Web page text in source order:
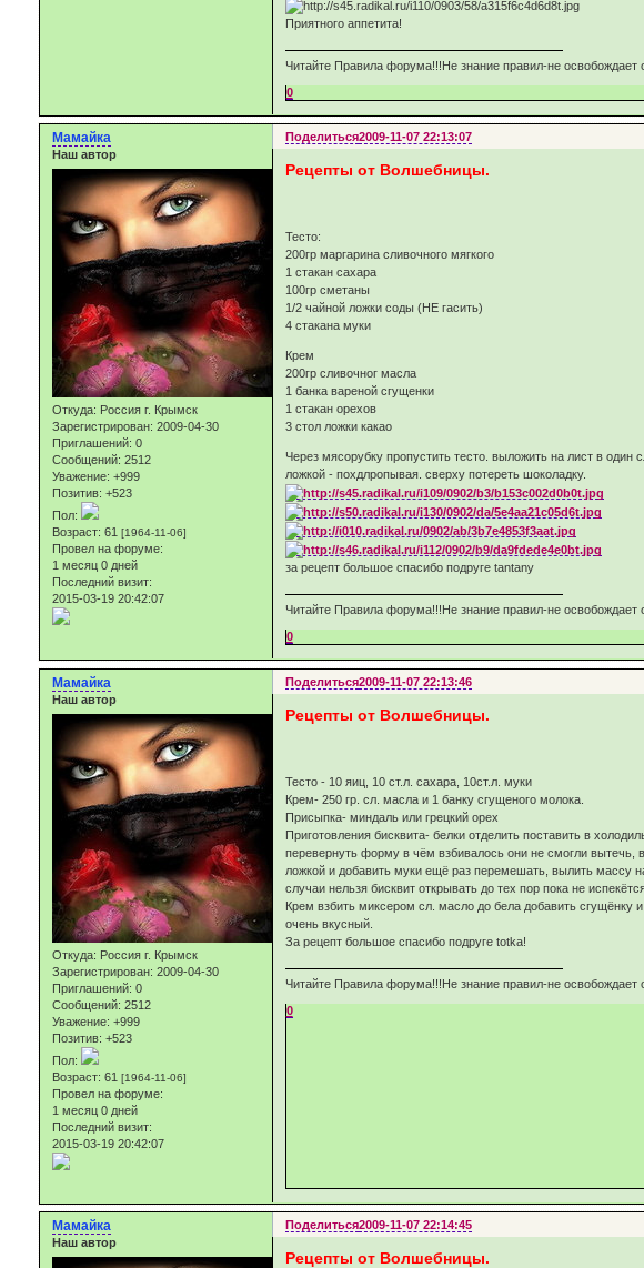
Приятного аппетита!
Читайте Правила форума!!!Не знание правил-не
0
Поделиться2009-11-07 22:13:07
Мамайка
Наш автор
Откуда: Россия г. Крымск
Зарегистрирован: 2009-04-30
Приглашений: 0
Сообщений: 2512
Уважение: +999
Позитив: +523
Пол:
Возраст: 61 [1964-11-06]
Провел на форуме:
1 месяц 0 дней
Последний визит:
2015-03-19 20:42:07
Рецепты от Волшебницы.
Тесто:
200гр маргарина сливочного мягкого
1 стакан сахара
100гр сметаны
1/2 чайной ложки соды (НЕ гасить)
4 стакана муки
Крем
200гр сливочног масла
1 банка вареной сгущенки
1 стакан орехов
3 стол ложки какао
Через мясорубку пропустить тесто. выложить на лист в
ложкой - похдлропывая. сверху потереть шоколадку.
за рецепт большое спасибо подруге tantany
Читайте Правила форума!!!Не знание правил-не
0
Поделиться2009-11-07 22:13:46
Мамайка
Наш автор
Откуда: Россия г. Крымск
Зарегистрирован: 2009-04-30
Приглашений: 0
Сообщений: 2512
Уважение: +999
Позитив: +523
Пол:
Возраст: 61 [1964-11-06]
Провел на форуме:
1 месяц 0 дней
Последний визит:
2015-03-19 20:42:07
Рецепты от Волшебницы.
Тесто - 10 яиц, 10 ст.л. сахара, 10ст.л. муки
Крем- 250 гр. сл. масла и 1 банку сгущеного молока.
Присыпка- миндаль или грецкий орех
Приготовления бисквита- белки отделить поставить в
перевернуть форму в чём взбивалось они не смогли
ложкой и добавить муки ещё раз перемешать, вылить массу
случаи нельзя бисквит открывать до тех пор пока не
Крем взбить миксером сл. масло до бела добавить сгущёнку
очень вкусный.
За рецепт большое спасибо подруге totka!
Читайте Правила форума!!!Не знание правил-не
0
Поделиться2009-11-07 22:14:45
Мамайка
Наш автор
Рецепты от Волшебницы.